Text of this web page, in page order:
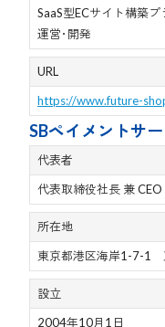
SaaS型ECサイト構築
運営･開発
URL
https://www.future-
SBペイメントサ
代表者
代表取締役社長 兼
所在地
東京都港区海岸1-7-1
設立
2004年10月1日